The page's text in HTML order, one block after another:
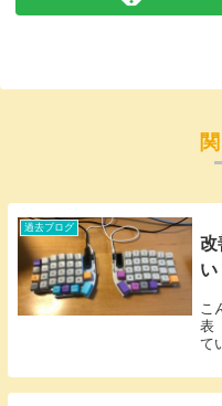
過去ブログ
改
い
こ
表
て
が
の